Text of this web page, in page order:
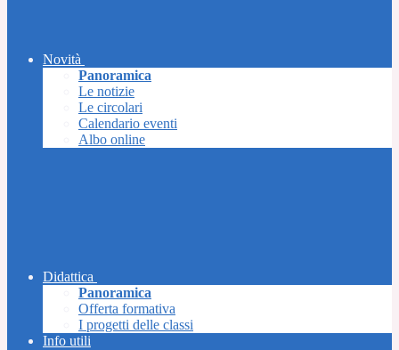
Novità
Panoramica
Le notizie
Le circolari
Calendario eventi
Albo online
Didattica
Panoramica
Offerta formativa
I progetti delle classi
Info utili